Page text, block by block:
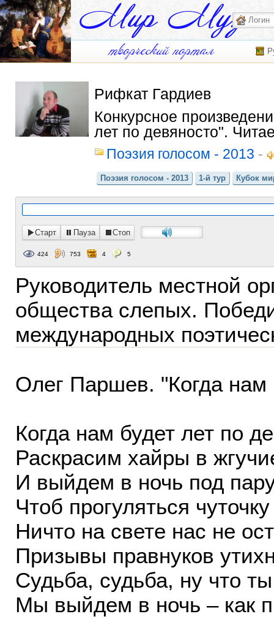
Рифкат Гардиев
Конкурсное
лет по девяносто".
Поэзия голосом - 2013 -
Поэзия голосом - 2013 1-й тур Кубок
Старт Пауза Стоп
424 753 4 5
Руководитель местной
общества слепых.
международных
Олег Паршев. "Когда нам
Когда нам будет лет по
Раскрасим хайры в
И выйдем в ночь под
Чтоб прогуляться
Ничто на свете нас не
Призывы правнуков
Судьба, судьба, ну что
Мы выйдем в ночь – как